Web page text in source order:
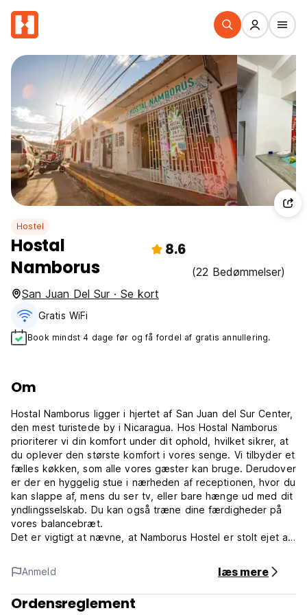
Hostel
Hostal
Namborus
8.6
(22 Bedømmelser)
San Juan Del Sur · Se kort
Gratis WiFi
Book mindst 4 dage før og få fordel af gratis annullering.
Om
Hostal Namborus ligger i hjertet af San Juan del Sur Center,
den mest turistede by i Nicaragua. Hos Hostal Namborus
prioriterer vi din komfort under dit ophold, hvilket sikrer, at
du oplever den største komfort i vores senge. Vi tilbyder et
fælles køkken, som alle vores gæster kan bruge. Derudover
er der en hyggelig stue i nærheden af ​​receptionen, hvor du
kan slappe af, mens du ser tv, eller bare hænge ud med dit
yndlingsselskab. Du kan også træne dine færdigheder på
vores balancebræt.
Det er vigtigt at nævne, at Namborus Hostel er stolt ejet af
og fornøjelig oplevelse for alle vores gæster
Vi er bekvemt placeret kun 2 gader væk fra stranden,
beliggende på hovedgaden, der fører til kystlinjen. Selvom
Anmeld læs mere
Ordensreglement